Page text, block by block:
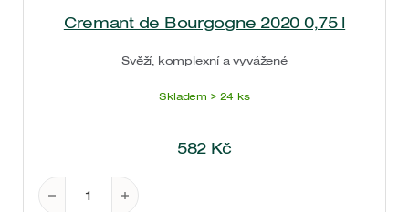
Cremant de Bourgogne 2020 0,75 l
Svěží, komplexní a vyvážené
Skladem > 24 ks
582 Kč
Cremant de Bourgogne 2020 0,75 l množství